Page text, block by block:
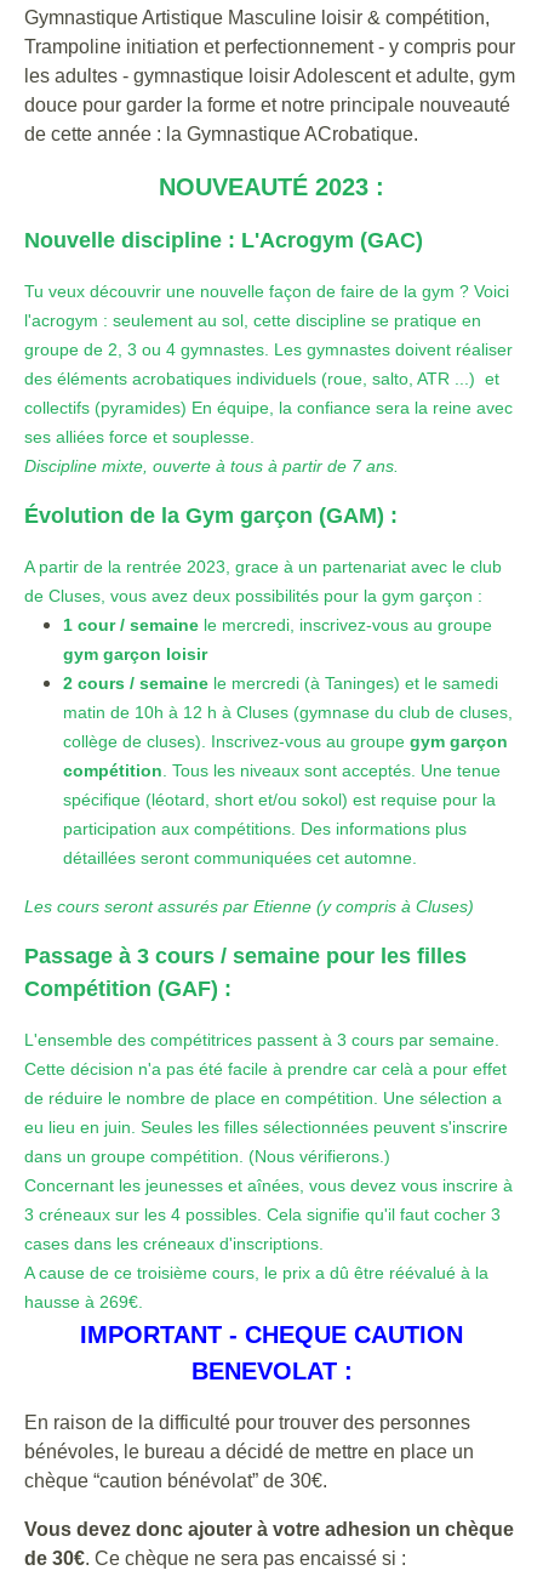
Gymnastique Artistique Masculine loisir & compétition,
Trampoline initiation et perfectionnement - y compris pour
les adultes - gymnastique loisir Adolescent et adulte, gym
douce pour garder la forme et notre principale nouveauté
de cette année : la Gymnastique ACrobatique.
NOUVEAUTÉ 2023 :
Nouvelle discipline : L'Acrogym (GAC)
Tu veux découvrir une nouvelle façon de faire de la gym ? Voici
l'acrogym : seulement au sol, cette discipline se pratique en
groupe de 2, 3 ou 4 gymnastes. Les gymnastes doivent réaliser
des éléments acrobatiques individuels (roue, salto, ATR ...) et
collectifs (pyramides) En équipe, la confiance sera la reine avec
ses alliées force et souplesse.
Discipline mixte, ouverte à tous à partir de 7 ans.
Évolution de la Gym garçon (GAM) :
A partir de la rentrée 2023, grace à un partenariat avec le club
de Cluses, vous avez deux possibilités pour la gym garçon :
1 cour / semaine le mercredi, inscrivez-vous au groupe
gym garçon loisir
2 cours / semaine le mercredi (à Taninges) et le samedi
matin de 10h à 12 h à Cluses (gymnase du club de cluses,
collège de cluses). Inscrivez-vous au groupe gym garçon
compétition Tous les niveaux sont acceptés. Une tenue
spécifique (léotard, short et/ou sokol) est requise pour la
participation aux compétitions. Des informations plus
détaillées seront communiquées cet automne.
Les cours seront assurés par Etienne (y compris à Cluses)
Passage à 3 cours / semaine pour les filles
Compétition (GAF) :
L'ensemble des compétitrices passent à 3 cours par semaine.
Cette décision n'a pas été facile à prendre car celà a pour effet
de réduire le nombre de place en compétition. Une sélection a
eu lieu en juin. Seules les filles sélectionnées peuvent s'inscrire
dans un groupe compétition. (Nous vérifierons.)
Concernant les jeunesses et aînées, vous devez vous inscrire à
3 créneaux sur les 4 possibles. Cela signifie qu'il faut cocher 3
cases dans les créneaux d'inscriptions.
A cause de ce troisième cours, le prix a dû être réévalué à la
hausse à 269€.
IMPORTANT - CHEQUE CAUTION
BENEVOLAT :
En raison de la difficulté pour trouver des personnes
bénévoles, le bureau a décidé de mettre en place un
chèque “caution bénévolat” de 30€.
Vous devez donc ajouter à votre adhesion un chèque
de 30€. Ce chèque ne sera pas encaissé si :